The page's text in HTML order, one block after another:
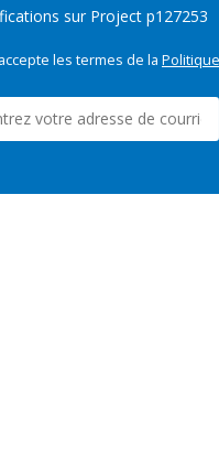
sur Project p127253
les termes de la